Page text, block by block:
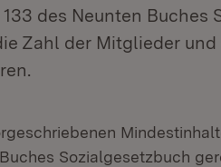
des Neunten Buches
Zahl der Mitglieder
Sozialgesetzbuch